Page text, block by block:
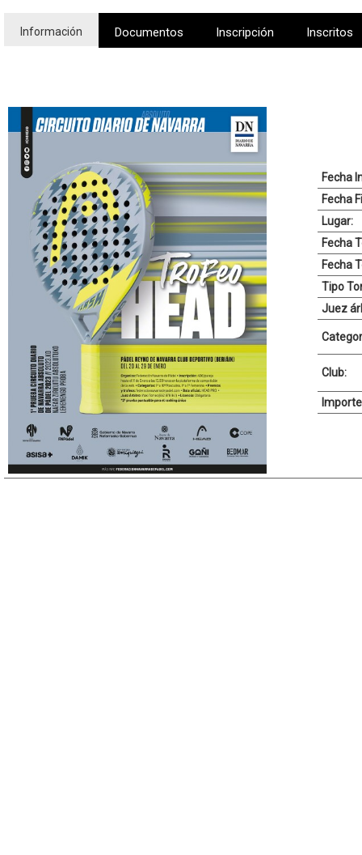
Información Documentos Inscripción Inscritos
Fecha
Fecha
Lugar:
Fecha
Fecha
Tipo
Juez
Club: